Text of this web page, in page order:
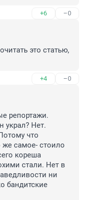
+6 –0
это статью,
+4 –0
репортажи.
украл? Нет.
что
же самое- стоило
кореша
стали. Нет в
ни
бандитские